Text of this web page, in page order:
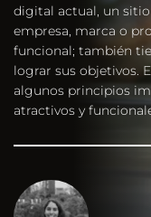
digital actual, un
empresa, marca o
funcional; también
lograr sus objetivos.
algunos principios
atractivos y